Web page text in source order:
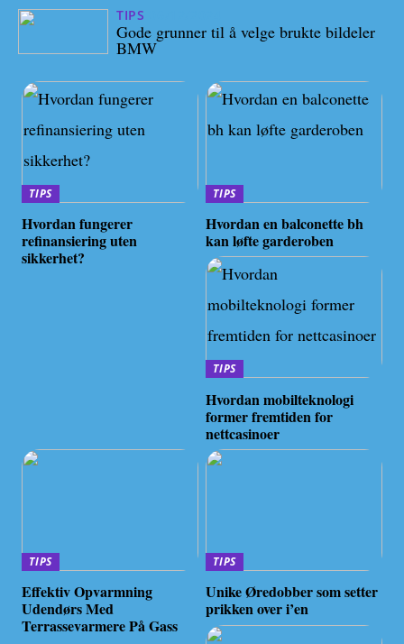
TIPS
Gode grunner til å velge brukte bildeler
BMW
TIPS
Hvordan fungerer
refinansiering uten
sikkerhet?
TIPS
Hvordan en balconette bh
kan løfte garderoben
TIPS
Hvordan mobilteknologi
former fremtiden for
nettcasinoer
TIPS
Effektiv Opvarmning
Udendørs Med
Terrassevarmere På Gass
TIPS
Unike Øredobber som setter
prikken over i’en